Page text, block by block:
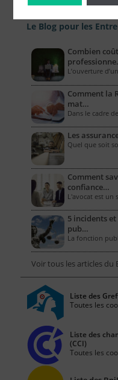
Le Blog pour les
Combien
L’ouverture
Comment la
mat…
Dans le cadre
Les
Quel que soit
Comment
confiance…
L'avocat est
5 incidents
pub…
La fonction
Voir tous les articles du
Liste des
Toutes les
Liste des
(CCI)
Toutes les